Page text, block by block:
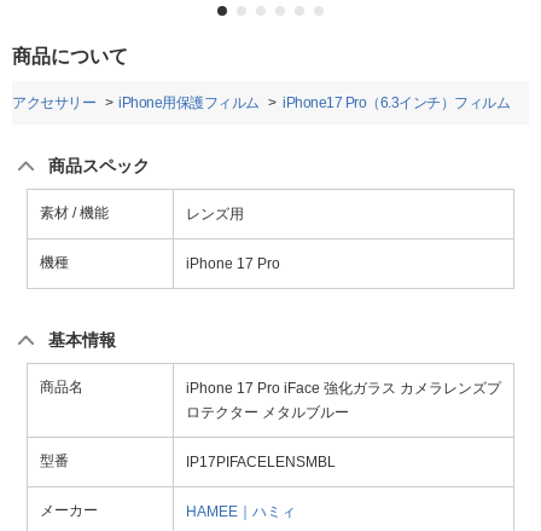
商品について
アクセサリー iPhone用保護フィルム iPhone17 Pro（6.3インチ）フィルム
商品スペック
素材 / 機能 レンズ用
機種 iPhone 17 Pro
基本情報
商品名
iPhone 17 Pro iFace 強化ガラス カメラレンズプ
ロテクター メタルブルー
型番 IP17PIFACELENSMBL
メーカー HAMEE｜ハミィ